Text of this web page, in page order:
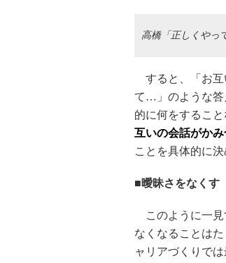
高橋「正しくやっ
すると、「お互
て…」のような答
的に何をするこ
互いの会話がか
ことを具体的に
■曖昧さをなくす
このように一見
なくなることは
ャリアづくりで